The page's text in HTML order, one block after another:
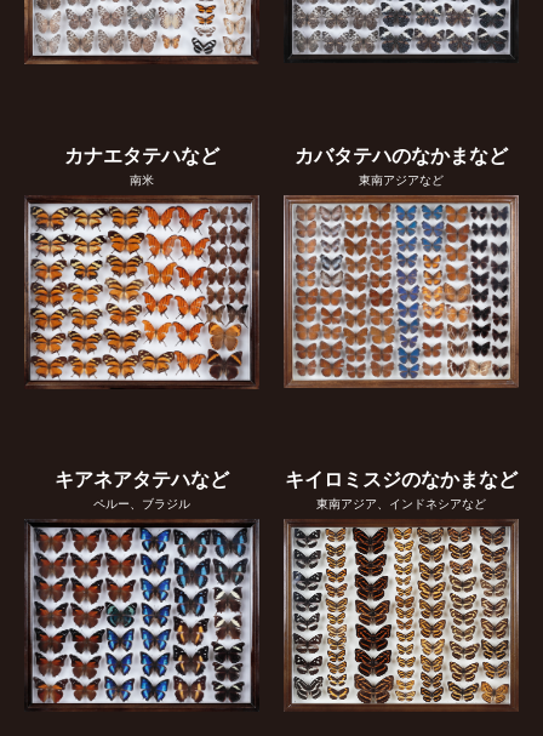
カナエタテハなど
南米
カバタテハのなかまなど
東南アジアなど
キアネアタテハなど
ペルー、ブラジル
キイロミスジのなかまなど
東南アジア、インドネシアなど